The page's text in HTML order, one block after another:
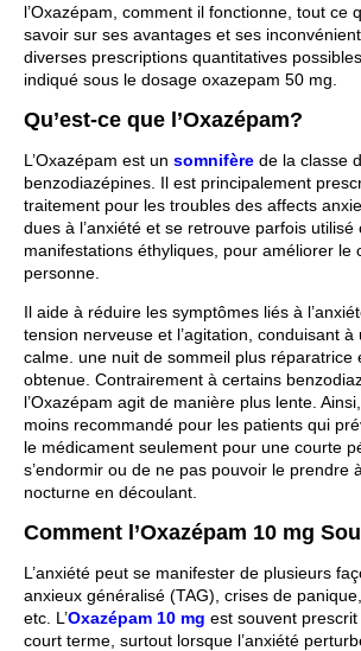
l’Oxazépam, comment il fonctionne, tout ce
savoir sur ses avantages et ses
diverses prescriptions quantitatives
indiqué sous le dosage oxazepam 50 mg.
Qu’est-ce que l’Oxazépam?
L’Oxazépam est un somnifère de la classe
benzodiazépines. Il est principalement
traitement pour les troubles des affects
dues à l’anxiété et se retrouve parfois utilisé
manifestations éthyliques, pour améliorer le
personne.
Il aide à réduire les symptômes liés à
tension nerveuse et l’agitation, conduisant
calme. une nuit de sommeil plus réparatrice
obtenue. Contrairement à certains
l’Oxazépam agit de manière plus lente.
moins recommandé pour les patients qui
le médicament seulement pour une courte
s’endormir ou de ne pas pouvoir le prendre
nocturne en découlant.
Comment l’Oxazépam 10 mg
L’anxiété peut se manifester de plusieurs
anxieux généralisé (TAG), crises de
etc. L’Oxazépam 10 mg est souvent
court terme, surtout lorsque l’anxiété